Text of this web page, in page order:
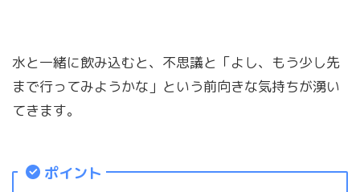
水と一緒に飲み込むと、不思議と「よし、もう少し先
まで行ってみようかな」という前向きな気持ちが湧い
てきます。
ポイント